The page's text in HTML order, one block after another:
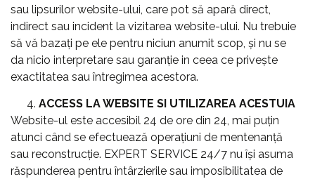
sau lipsurilor website-ului, care pot să apară direct,
indirect sau incident la vizitarea website-ului. Nu trebuie
să vă bazați pe ele pentru niciun anumit scop, și nu se
da nicio interpretare sau garanție in ceea ce privește
exactitatea sau întregimea acestora.
ACCESS LA WEBSITE SI UTILIZAREA ACESTUIA
Website-ul este accesibil 24 de ore din 24, mai puțin
atunci când se efectuează operațiuni de mentenanță
sau reconstrucție. EXPERT SERVICE 24/7 nu își asuma
răspunderea pentru întârzierile sau imposibilitatea de